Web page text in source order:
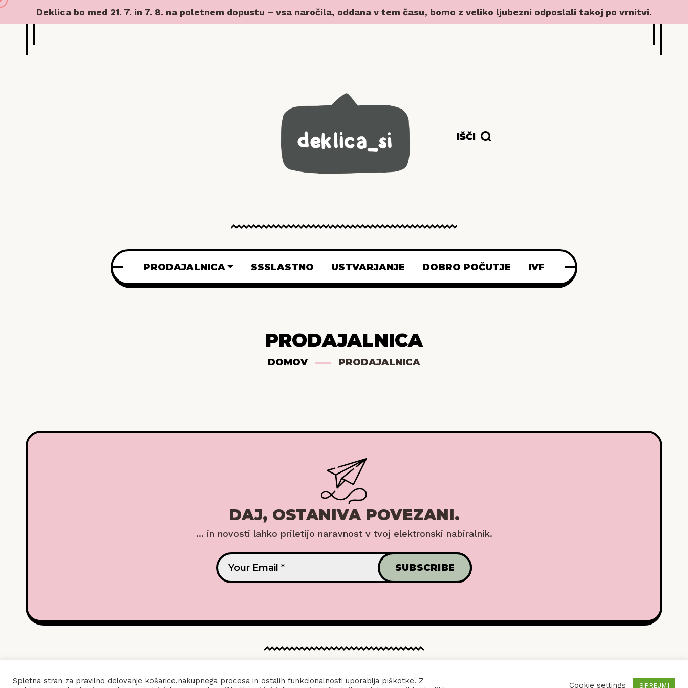
Deklica bo med 21. 7. in 7. 8. na poletnem dopustu – vsa naročila, oddana v tem času, bomo z veliko ljubezni odposlali takoj po vrnitvi.
IŠČI
PRODAJALNICA SSSLASTNO USTVARJANJE DOBRO POČUTJE IVF
PRODAJALNICA
DOMOV PRODAJALNICA
DAJ, OSTANIVA POVEZANI.
... in novosti lahko priletijo naravnost v tvoj elektronski nabiralnik.
Spletna stran za pravilno delovanje košarice,nakupnega procesa in ostalih funkcionalnosti uporablja piškotke. Z
Cookie settings SPREJMI